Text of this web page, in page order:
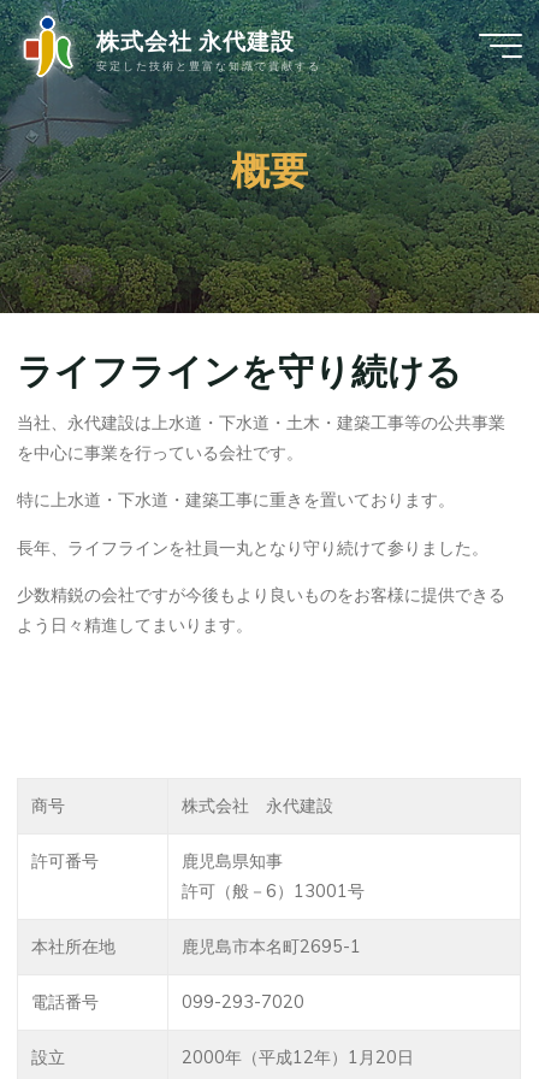
コ
ン
テ
ン
ツ
へ
ス
キ
ッ
プ
株式会社 永代建設
安定した技術と豊富な知識で貢献する
概要
ライフラインを守り続ける
当社、永代建設は上水道・下水道・土木・建築工事等の公共事業
を中心に事業を行っている会社です。
特に上水道・下水道・建築工事に重きを置いております。
長年、ライフラインを社員一丸となり守り続けて参りました。
少数精鋭の会社ですが今後もより良いものをお客様に提供できる
よう日々精進してまいります。
商号 株式会社 永代建設
許可番号
鹿児島県知事
許可（般－6）13001号
本社所在地 鹿児島市本名町2695-1
電話番号 099-293-7020
設立 2000年（平成12年）1月20日